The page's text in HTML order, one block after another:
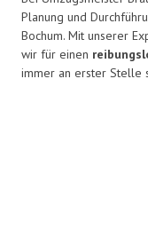
Planung und
Bochum. Mit unserer
wir für einen
immer an erster Stelle